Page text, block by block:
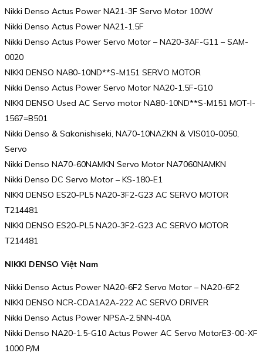
Nikki Denso Actus Power NA21-3F Servo Motor 100W
Nikki Denso Actus Power NA21-1.5F
Nikki Denso Actus Power Servo Motor – NA20-3AF-G11 – SAM-
0020
NIKKI DENSO NA80-10ND**S-M151 SERVO MOTOR
Nikki Denso Actus Power Servo Motor NA20-1.5F-G10
NIKKI DENSO Used AC Servo motor NA80-10ND**S-M151 MOT-I-
1567=B501
Nikki Denso & Sakanishiseki, NA70-10NAZKN & VIS010-0050,
Servo
Nikki Denso NA70-60NAMKN Servo Motor NA7060NAMKN
Nikki Denso DC Servo Motor – KS-180-E1
NIKKI DENSO ES20-PL5 NA20-3F2-G23 AC SERVO MOTOR
T214481
NIKKI DENSO ES20-PL5 NA20-3F2-G23 AC SERVO MOTOR
T214481
NIKKI DENSO Việt Nam
Nikki Denso Actus Power NA20-6F2 Servo Motor – NA20-6F2
NIKKI DENSO NCR-CDA1A2A-222 AC SERVO DRIVER
Nikki Denso Actus Power NPSA-2.5NN-40A
Nikki Denso NA20-1.5-G10 Actus Power AC Servo MotorE3-00-XF
1000 P/M